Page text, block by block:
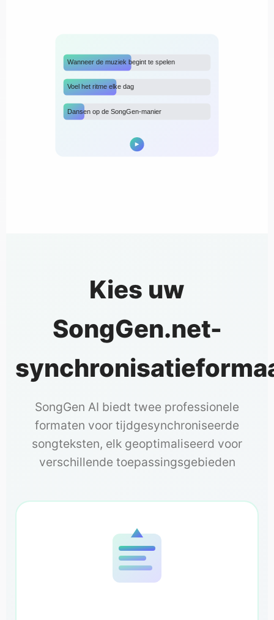
Wanneer de muziek begint te spelen
Voel het ritme elke dag
Dansen op de SongGen-manier
Kies uw
SongGen.net-
SongGen AI biedt twee professionele
formaten voor tijdgesynchroniseerde
songteksten, elk geoptimaliseerd voor
verschillende toepassingsgebieden